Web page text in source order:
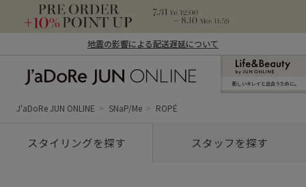
地震の影響による配送遅延について
ン オンライン）
新しいキレイと出合うために。
J'aDoRe JUN ONLINE SNaP/Me ROPÉ
スタイリングを探す スタッフを探す